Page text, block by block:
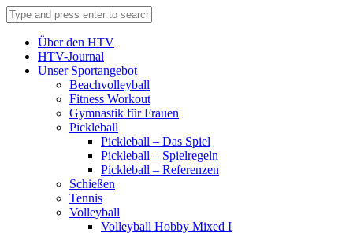
Über den HTV
HTV-Journal
Unser Sportangebot
Beachvolleyball
Fitness Workout
Gymnastik für Frauen
Pickleball
Pickleball – Das Spiel
Pickleball – Spielregeln
Pickleball – Referenzen
Schießen
Tennis
Volleyball
Volleyball Hobby Mixed I